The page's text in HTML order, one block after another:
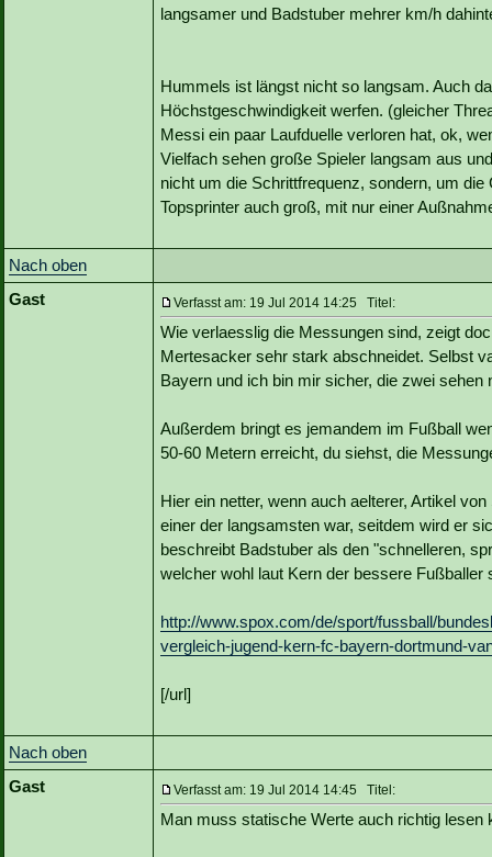
langsamer und Badstuber mehrer km/h
Hummels ist längst nicht so langsam. Auch
Höchstgeschwindigkeit werfen. (gleicher
Messi ein paar Laufduelle verloren hat, ok,
Vielfach sehen große Spieler langsam aus
nicht um die Schrittfrequenz, sondern, um
Topsprinter auch groß, mit nur einer
Nach oben
Gast
Verfasst am: 19 Jul 2014 14:25 Titel:
Wie verlaesslig die Messungen sind, zeigt
Mertesacker sehr stark abschneidet. Selbst
Bayern und ich bin mir sicher, die zwei
Außerdem bringt es jemandem im Fußball
50-60 Metern erreicht, du siehst, die
Hier ein netter, wenn auch aelterer, Artikel
einer der langsamsten war, seitdem wird er
beschreibt Badstuber als den "schnelleren,
welcher wohl laut Kern der bessere Fußballer
http://www.spox.com/de/sport/fussball/
vergleich-jugend-kern-fc-bayern-dortmund-
[/url]
Nach oben
Gast
Verfasst am: 19 Jul 2014 14:45 Titel:
Man muss statische Werte auch richtig lesen